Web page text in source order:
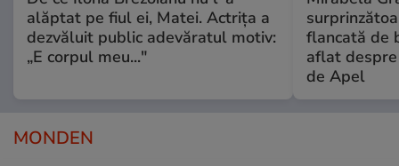
alăptat pe fiul ei, Matei. Actrița a
dezvăluit public adevăratul motiv:
„E corpul meu..."
flancată de
aflat
de Apel
MONDEN